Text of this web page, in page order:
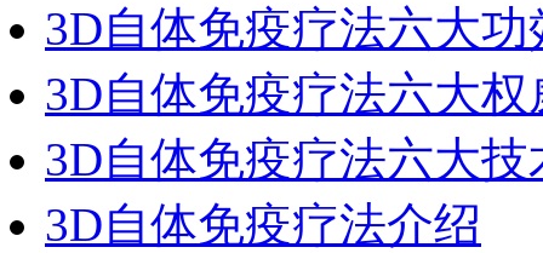
3D自体免疫疗法六大功
3D自体免疫疗法六大权
3D自体免疫疗法六大技
3D自体免疫疗法介绍